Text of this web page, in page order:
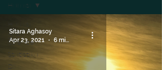
Hamısı
Data
Science
Statistika
Dil
Hamısı
Sitara Aghasoy
Apr 23, 2021
6 min read